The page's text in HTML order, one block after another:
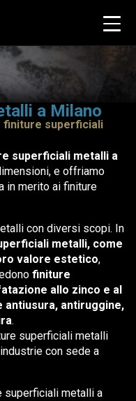
a Milano
finiture superficiali
superficiali metalli a
e offriamo
in merito ai finiture
con diversi scopi. In
metalli, come
valore estetico,
finiture
allo zinco e al
antiusura, antiruggine,
.
superficiali metalli
con sede a
superficiali metalli a